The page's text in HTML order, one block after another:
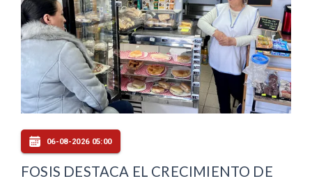
06-08-2026 05:00
FOSIS DESTACA EL CRECIMIENTO DE